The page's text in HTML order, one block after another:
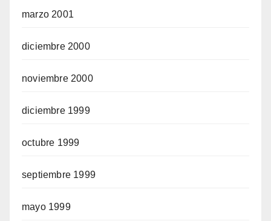
marzo 2001
diciembre 2000
noviembre 2000
diciembre 1999
octubre 1999
septiembre 1999
mayo 1999